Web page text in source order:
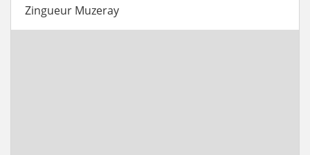
Zingueur Muzeray